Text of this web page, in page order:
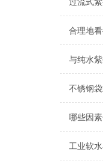
合理地
不锈钢